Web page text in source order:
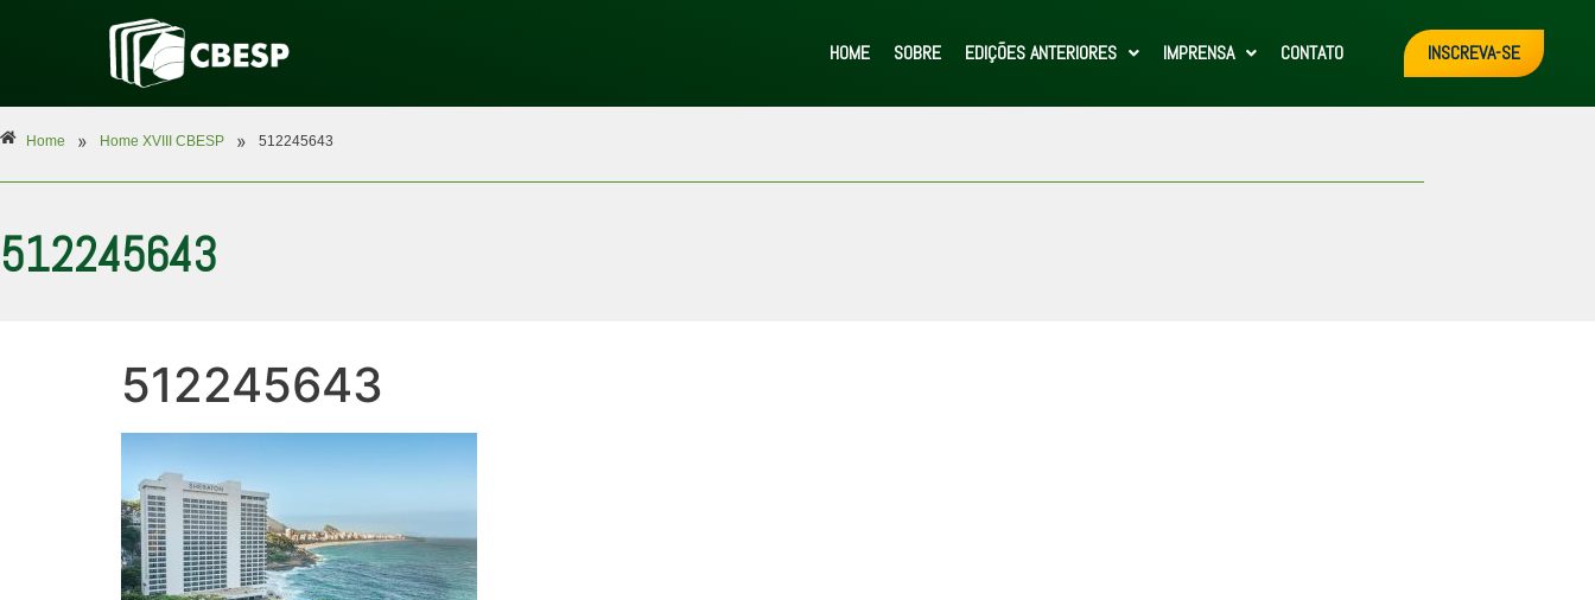
HOME SOBRE EDIÇÕES ANTERIORES IMPRENSA CONTATO INSCREVA-SE
Home » Home XVIII CBESP » 512245643
512245643
512245643